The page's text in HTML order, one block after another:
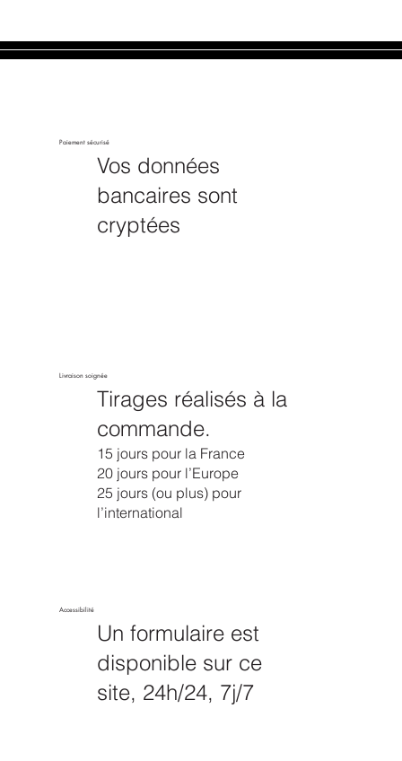
Paiement sécurisé
Vos données
bancaires sont
cryptées
Livraison soignée
Tirages réalisés à la
commande.
15 jours pour la France
20 jours pour l’Europe
25 jours (ou plus) pour
l’international
Accessibilité
Un formulaire est
disponible sur ce
site, 24h/24, 7j/7